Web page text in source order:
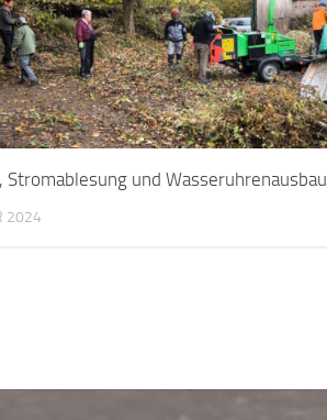
Stromablesung und Wasseruhrenausbau
2024